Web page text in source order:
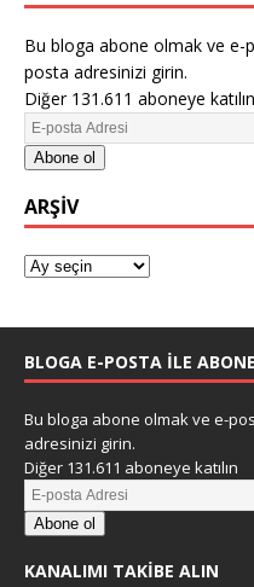
Bu bloga abone olmak ve e-
posta adresinizi girin.
Diğer 131.611 aboneye katılın
Abone ol
ARŞIV
BLOGA E-POSTA ILE
Bu bloga abone olmak ve e-
adresinizi girin.
Diğer 131.611 aboneye katılın
Abone ol
KANALIMI TAKIBE ALIN